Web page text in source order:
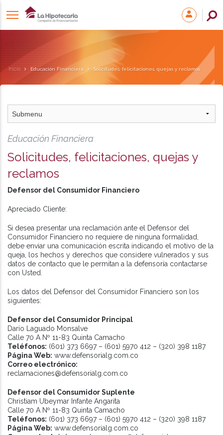
Inicio Educación Financiera Solicitudes, felicitaciones, quejas y reclamos
Educación Financiera
Solicitudes, felicitaciones, quejas y
reclamos
Defensor del Consumidor Financiero
Apreciado Cliente:
Si desea presentar una reclamación ante el Defensor del
Consumidor Financiero no requiere de ninguna formalidad,
debe enviar una comunicación escrita indicando el motivo de la
queja, los hechos y derechos que considere vulnerados y sus
datos de contacto que le permitan a la defensoría contactarse
con Usted.
Los datos del Defensor del Consumidor Financiero son los
siguientes:
Defensor del Consumidor Principal
Darío Laguado Monsalve
Calle 70 A Nº 11-83 Quinta Camacho
Teléfonos: (601) 373 6697 – (601) 5970 412 – (320) 398 1187
Página Web: www.defensorialg.com.co
Correo electrónico:
reclamaciones@defensorialg.com.co
Defensor del Consumidor Suplente
Christiam Ubeymar Infante Angarita
Calle 70 A Nº 11-83 Quinta Camacho
Teléfonos: (601) 373 6697 – (601) 5970 412 – (320) 398 1187
Página Web: www.defensorialg.com.co